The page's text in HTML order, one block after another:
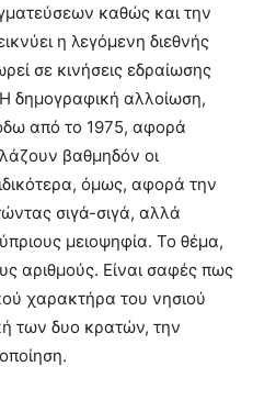
καθώς και την
η λεγόμενη διεθνής
σε κινήσεις εδραίωσης
δημογραφική αλλοίωση,
από το 1975, αφορά
βαθμηδόν οι
όμως, αφορά την
σιγά-σιγά, αλλά
μειοψηφία. Το θέμα,
αριθμούς. Είναι σαφές πως
χαρακτήρα του νησιού
των δυο κρατών, την